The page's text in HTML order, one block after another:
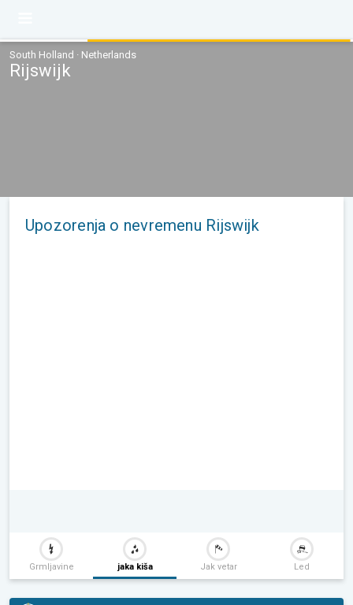
South Holland · Netherlands
Rijswijk
Upozorenja o nevremenu Rijswijk
Grmljavine jaka kiša Jak vetar Led